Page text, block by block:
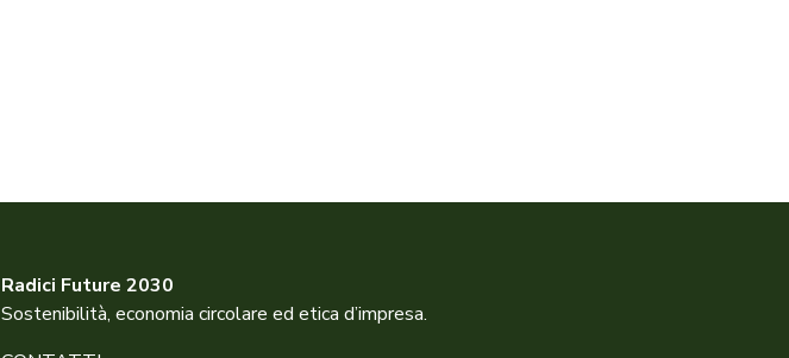
Radici Future 2030
Sostenibilità, economia circolare ed etica d’impresa.